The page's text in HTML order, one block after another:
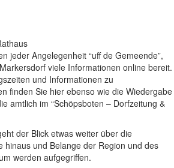
jeder Angelegenheit “uff de Gemeende”,
viele Informationen online bereit.
und Informationen zu
finden Sie hier ebenso wie die Wiedergabe
amtlich im “Schöpsboten – Dorfzeitung &
der Blick etwas weiter über die
hinaus und Belange der Region und des
werden aufgegriffen.